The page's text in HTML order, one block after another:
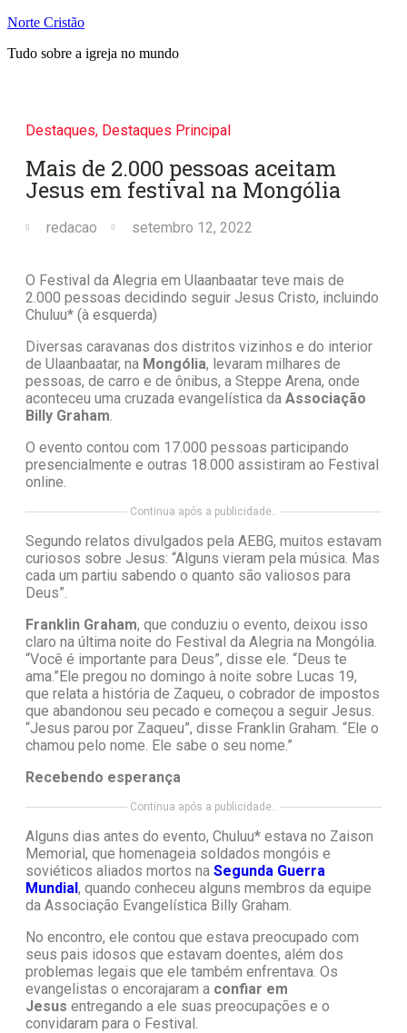
Norte Cristão
Tudo sobre a igreja no mundo
Destaques, Destaques Principal
Mais de 2.000 pessoas aceitam
Jesus em festival na Mongólia
redacao setembro 12, 2022
O Festival da Alegria em Ulaanbaatar teve mais de
2.000 pessoas decidindo seguir Jesus Cristo, incluindo
Chuluu* (à esquerda)
Diversas caravanas dos distritos vizinhos e do interior
de Ulaanbaatar, na Mongólia, levaram milhares de
pessoas, de carro e de ônibus, a Steppe Arena, onde
aconteceu uma cruzada evangelística da Associação
Billy Graham.
O evento contou com 17.000 pessoas participando
presencialmente e outras 18.000 assistiram ao Festival
online.
Continua após a publicidade..
Segundo relatos divulgados pela AEBG, muitos estavam
curiosos sobre Jesus: “Alguns vieram pela música. Mas
cada um partiu sabendo o quanto são valiosos para
Deus”.
Franklin Graham, que conduziu o evento, deixou isso
claro na última noite do Festival da Alegria na Mongólia.
“Você é importante para Deus”, disse ele. “Deus te
ama.”Ele pregou no domingo à noite sobre Lucas 19,
que relata a história de Zaqueu, o cobrador de impostos
que abandonou seu pecado e começou a seguir Jesus.
“Jesus parou por Zaqueu”, disse Franklin Graham. “Ele o
chamou pelo nome. Ele sabe o seu nome.”
Recebendo esperança
Continua após a publicidade..
Alguns dias antes do evento, Chuluu* estava no Zaison
Memorial, que homenageia soldados mongóis e
soviéticos aliados mortos na Segunda Guerra
Mundial, quando conheceu alguns membros da equipe
da Associação Evangelística Billy Graham.
No encontro, ele contou que estava preocupado com
seus pais idosos que estavam doentes, além dos
problemas legais que ele também enfrentava. Os
evangelistas o encorajaram a confiar em
Jesus entregando a ele suas preocupações e o
convidaram para o Festival.